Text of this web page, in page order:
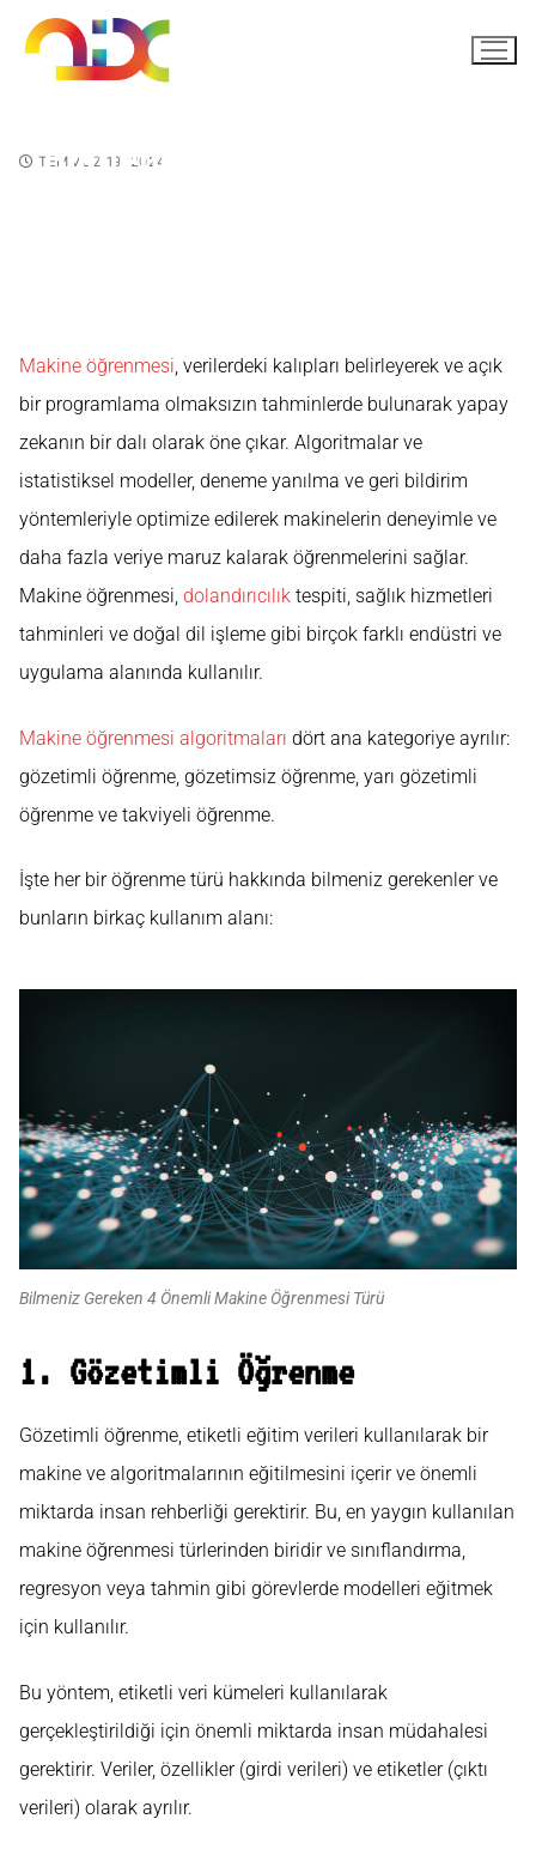
TEMMUZ 19, 2024
Bilmeniz Gereken 4 Önemli
Makine öğrenmesi, verilerdeki kalıpları belirleyerek ve açık
bir programlama olmaksızın tahminlerde bulunarak yapay
zekanın bir dalı olarak öne çıkar. Algoritmalar ve
istatistiksel modeller, deneme yanılma ve geri bildirim
yöntemleriyle optimize edilerek makinelerin deneyimle ve
daha fazla veriye maruz kalarak öğrenmelerini sağlar.
Makine öğrenmesi, dolandırıcılık tespiti, sağlık hizmetleri
tahminleri ve doğal dil işleme gibi birçok farklı endüstri ve
uygulama alanında kullanılır.
Makine öğrenmesi algoritmaları dört ana kategoriye ayrılır:
gözetimli öğrenme, gözetimsiz öğrenme, yarı gözetimli
öğrenme ve takviyeli öğrenme.
İşte her bir öğrenme türü hakkında bilmeniz gerekenler ve
bunların birkaç kullanım alanı:
Bilmeniz Gereken 4 Önemli Makine Öğrenmesi Türü
1. Gözetimli Öğrenme
Gözetimli öğrenme, etiketli eğitim verileri kullanılarak bir
makine ve algoritmalarının eğitilmesini içerir ve önemli
miktarda insan rehberliği gerektirir. Bu, en yaygın kullanılan
makine öğrenmesi türlerinden biridir ve sınıflandırma,
regresyon veya tahmin gibi görevlerde modelleri eğitmek
için kullanılır.
Bu yöntem, etiketli veri kümeleri kullanılarak
gerçekleştirildiği için önemli miktarda insan müdahalesi
gerektirir. Veriler, özellikler (girdi verileri) ve etiketler (çıktı
verileri) olarak ayrılır.